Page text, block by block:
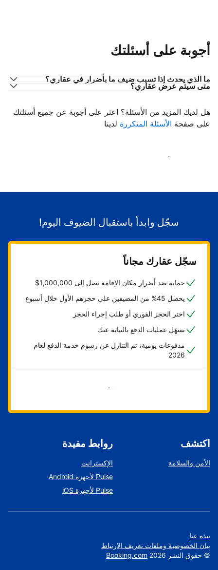
أجوبة على أسئلتك
ما الذي يحدث إذا تسبب ضيف ما بأضرار في عقاري؟
متى سيتم عرض عقاري؟
هل لديك المزيد من الأسئلة؟ اعثر على أجوبة عن جميع أسئلتك
على صفحة الأسئلة المتكررة لدينا
ابدأ باستقبال الضيوف
سجّل وابدأ باستقبال الضيوف اليوم!
سجّل عقارك مجاناً
حماية ضد أضرار مكان الإقامة تصل إلى 1,000,000$
يحصل 45% من المضيفين على حجزهم الأول خلال أسبوع
اختر الحجز الفوري أو طلب إجراء الحجز
نسهّل عمليات الدفع بالنيابة عنك
مدفوعات يومية، تم التنازل عن رسوم خدمة الدفع لعام
2026
ابدأ الآن
اكتشف
الأمن والسلامة
روابط مفيدة
الإكسترانت
Pulse لأجهزة Android
Pulse لأجهزة iOS
نبذة عنا
بيان الخصوصية وملفات تعريف الارتباط
© حقوق النشر Booking.com 2026